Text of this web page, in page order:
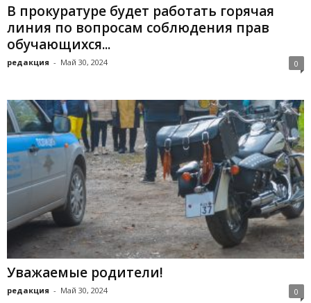
В прокуратуре будет работать горячая
линия по вопросам соблюдения прав
обучающихся...
редакция - Май 30, 2024 0
Уважаемые родители!
редакция - Май 30, 2024 0